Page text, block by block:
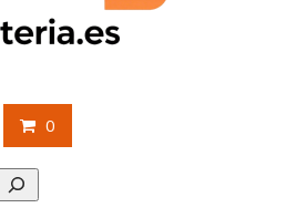
0
Buscar